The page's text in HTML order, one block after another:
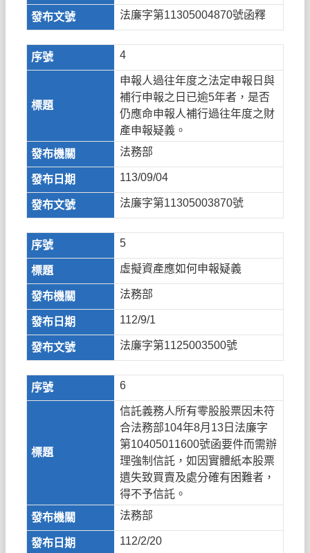
法廉字第11305004870號函釋
4
申報人過往年度之法定申報日與
補行申報之日已逾5年者，是否
仍應命申報人補行過往年度之財
產申報疑義。
法務部
113/09/04
法廉字第11305003870號
5
虛擬資產應如何申報疑義
法務部
112/9/1
法廉字第1125003500號
6
信託義務人所有零股股票因未符
合法務部104年8月13日法廉字
第10405011600號函要件而需辦
理強制信託，如因實體紙本股票
遺失致買賣及處分確有困難者，
得不予信託。
法務部
112/2/20